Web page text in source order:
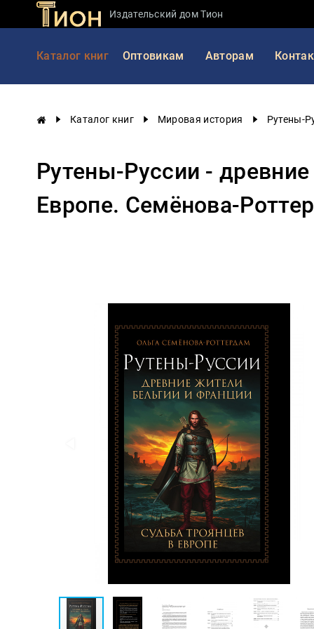
Издательский дом Тион
Каталог книг Оптовикам Авторам
Каталог книг Мировая история Рутены-
Рутены-Руссии -
Европе. Семёнова-
Занимательная
наука
История
Экономика
Фантастика
и
Конспирология
Туризм